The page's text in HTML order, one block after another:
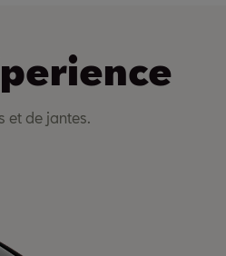
et de jantes.